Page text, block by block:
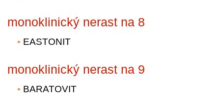
monoklinický nerast na 8
EASTONIT
monoklinický nerast na 9
BARATOVIT